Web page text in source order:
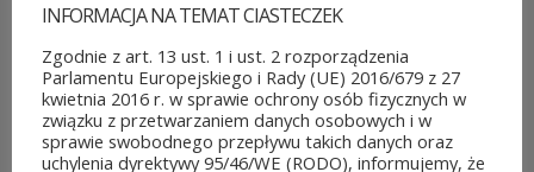
które pomysły dostaną
dofinansowanie z budżetu
samorządu województwa
mazowieckiego. Do rozdania
INFORMACJA NA TEMAT CIASTECZEK
Zgodnie z art. 13 ust. 1 i ust. 2 rozporządzenia
Parlamentu Europejskiego i Rady (UE) 2016/679 z 27
kwietnia 2016 r. w sprawie ochrony osób fizycznych w
związku z przetwarzaniem danych osobowych i w
sprawie swobodnego przepływu takich danych oraz
uchylenia dyrektywy 95/46/WE (RODO), informujemy, że